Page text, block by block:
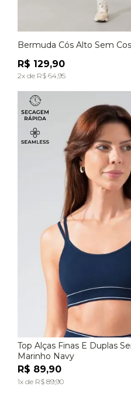
P M
Bermuda Cós Alto Sem
R$ 129,90
2x de R$ 64,95
P
Top Alças Finas E Duplas
Marinho Navy
R$ 89,90
1x de R$ 89,90